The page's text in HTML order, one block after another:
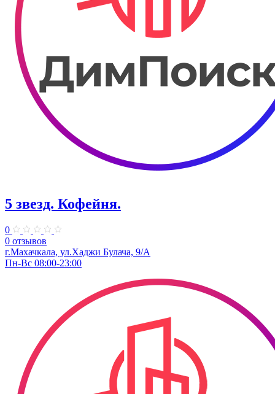
5 звезд. Кофейня.
0
0 отзывов
г.Махачкала, ул.Хаджи Булача, 9/А
Пн-Вс 08:00-23:00